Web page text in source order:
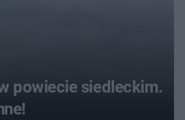
powiecie siedleckim.